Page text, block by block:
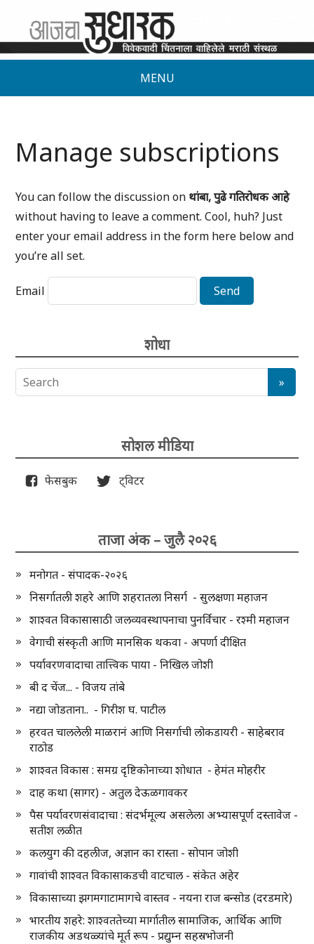
MENU
Manage subscriptions
You can follow the discussion on थांबा, पुढे गतिरोधक आहे
without having to leave a comment. Cool, huh? Just
enter your email address in the form here below and
you’re all set.
Email
शोधा
सोशल मीडिया
फेसबुक ट्विटर
ताजा अंक – जुलै २०२६
मनोगत - संपादक-२०२६
निसर्गातली शहरे आणि शहरातला निसर्ग - सुलक्षणा महाजन
शाश्वत विकासासाठी जलव्यवस्थापनाचा पुनर्विचार - रश्मी महाजन
वेगाची संस्कृती आणि मानसिक थकवा - अपर्णा दीक्षित
पर्यावरणवादाचा तात्त्विक पाया - निखिल जोशी
बी द चेंज... - विजय तांबे
नद्या जोडताना.. - गिरीश घ. पाटील
हरवत चाललेली माळरानं आणि निसर्गाची लोकडायरी - साहेबराव
राठोड
शाश्वत विकास : समग्र दृष्टिकोनाच्या शोधात - हेमंत मोहरीर
दाह कथा (सागर) - अतुल देऊळगावकर
पैस पर्यावरणसंवादाचा : संदर्भमूल्य असलेला अभ्यासपूर्ण दस्तावेज -
सतीश लळीत
कलयुग की दहलीज, अज्ञान का रास्ता - सोपान जोशी
गावांची शाश्वत विकासाकडची वाटचाल - संकेत अहेर
विकासाच्या झगमगाटामागचे वास्तव - नयना राज बन्सोड (दरडमारे)
भारतीय शहरे: शाश्वततेच्या मार्गातील सामाजिक, आर्थिक आणि
राजकीय अडथळ्यांचे मूर्त रूप - प्रद्युम्न सहस्रभोजनी